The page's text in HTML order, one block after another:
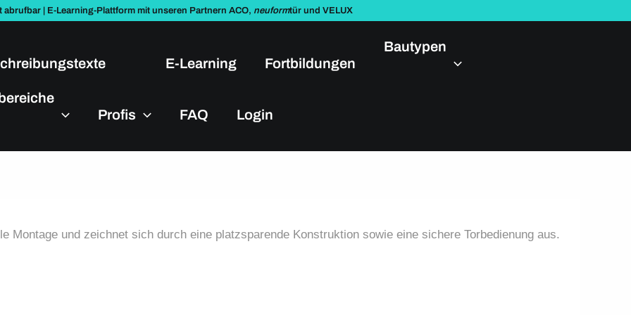
abrufbar | E-Learning-Plattform mit unseren Partnern ACO, neuformtür und VELUX
E-Learning Fortbildungen
Bautypen
Profis
FAQ Login
Montage und zeichnet sich durch eine platzsparende Konstruktion sowie eine sichere Torbedienung aus.